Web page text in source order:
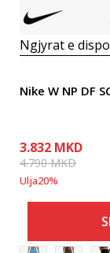
Ngjyrat e
Nike W NP DF
3.832 MKD
4.790MKD
Ulja20%